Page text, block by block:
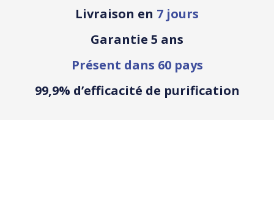
Livraison en 7 jours
Garantie 5 ans
Présent dans 60 pays
99,9% d’efficacité de purification